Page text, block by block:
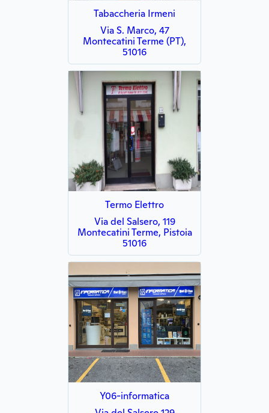
Tabaccheria Irmeni
Via S. Marco, 47
Montecatini Terme (PT),
51016
Termo Elettro
Via del Salsero, 119
Montecatini Terme, Pistoia
51016
Y06-informatica